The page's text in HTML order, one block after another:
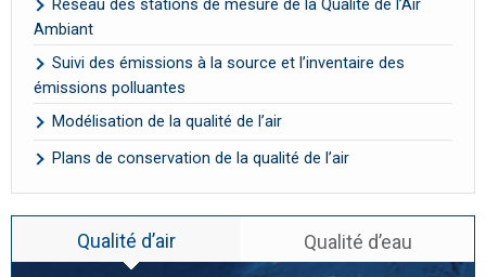
Réseau des stations de mesure de la Qualité de l’Air
Ambiant
Suivi des émissions à la source et l’inventaire des
émissions polluantes
Modélisation de la qualité de l’air
Plans de conservation de la qualité de l’air
Qualité d’air Qualité d’eau